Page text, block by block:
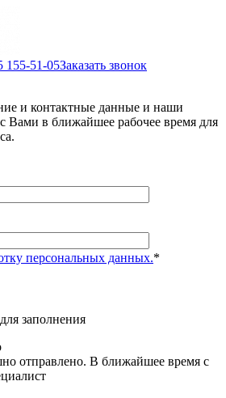
155-51-05Заказать звонок
и контактные данные и наши
Вами в ближайшее рабочее время для
персональных данных.*
заполнения
отправлено. В ближайшее время с